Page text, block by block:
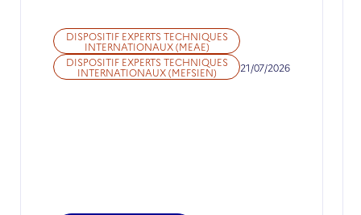
DISPOSITIF EXPERTS TECHNIQUES
INTERNATIONAUX (MEAE)
DISPOSITIF EXPERTS TECHNIQUES
INTERNATIONAUX (MEFSIEN) 21/07/2026